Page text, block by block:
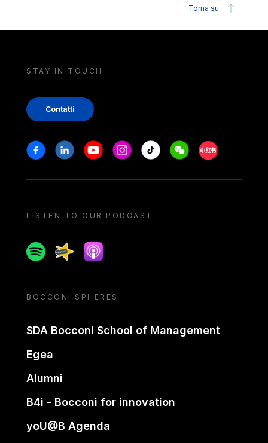
Torna su
STAY IN TOUCH
Contatti
Stay in touch
FacebookLinkedinYoutubeInstagram
Tiktok WeechatXiaohongshu/
LISTEN TO OUR PODCAST
SpotifySpreakerApple podcast
BOCCONI SPHERES
SDA Bocconi School of Management
Egea
Alumni
B4i - Bocconi for innovation
yoU@B Agenda